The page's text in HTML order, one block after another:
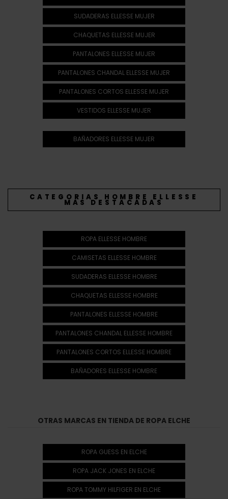
SUDADERAS ELLESSE MUJER
CHAQUETAS ELLESSE MUJER
PANTALONES ELLESSE MUJER
PANTALONES CHANDAL ELLESSE MUJER
PANTALONES CORTOS ELLESSE MUJER
VESTIDOS ELLESSE MUJER
BAÑADORES ELLESSE MUJER
CATEGORIAS HOMBRE ELLESSE
MAS DESTACADAS
ROPA ELLESSE HOMBRE
CAMISETAS ELLESSE HOMBRE
SUDADERAS ELLESSE HOMBRE
CHAQUETAS ELLESSE HOMBRE
PANTALONES ELLESSE HOMBRE
PANTALONES CHANDAL ELLESSE HOMBRE
PANTALONES CORTOS ELLESSE HOMBRE
BAÑADORES ELLESSE HOMBRE
OTRAS MARCAS EN TIENDA DE ROPA ELCHE
ROPA GUESS EN ELCHE
ROPA JACK JONES EN ELCHE
ROPA TOMMY HILFIGER EN ELCHE